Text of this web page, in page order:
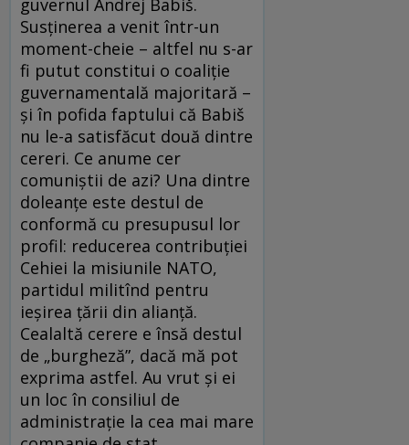
guvernul Andrej Babiš.
Susţinerea a venit într-un
moment-cheie – altfel nu s-ar
fi putut constitui o coaliţie
guvernamentală majoritară –
şi în pofida faptului că Babiš
nu le-a satisfăcut două dintre
cereri. Ce anume cer
comuniştii de azi? Una dintre
doleanţe este destul de
conformă cu presupusul lor
profil: reducerea contribuţiei
Cehiei la misiunile NATO,
partidul militînd pentru
ieşirea ţării din alianţă.
Cealaltă cerere e însă destul
de „burgheză”, dacă mă pot
exprima astfel. Au vrut şi ei
un loc în consiliul de
administraţie la cea mai mare